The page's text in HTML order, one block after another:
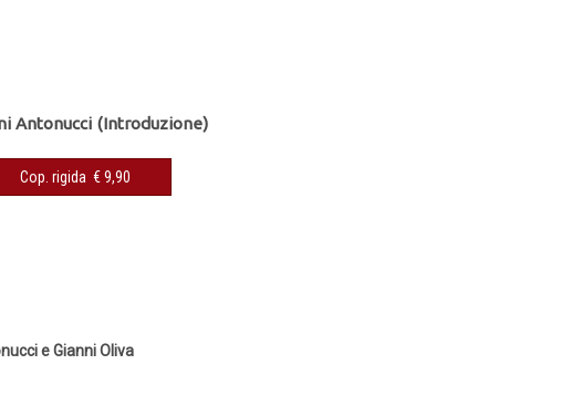
Antonucci (Introduzione)
Cop. rigida € 9,90
e Gianni Oliva